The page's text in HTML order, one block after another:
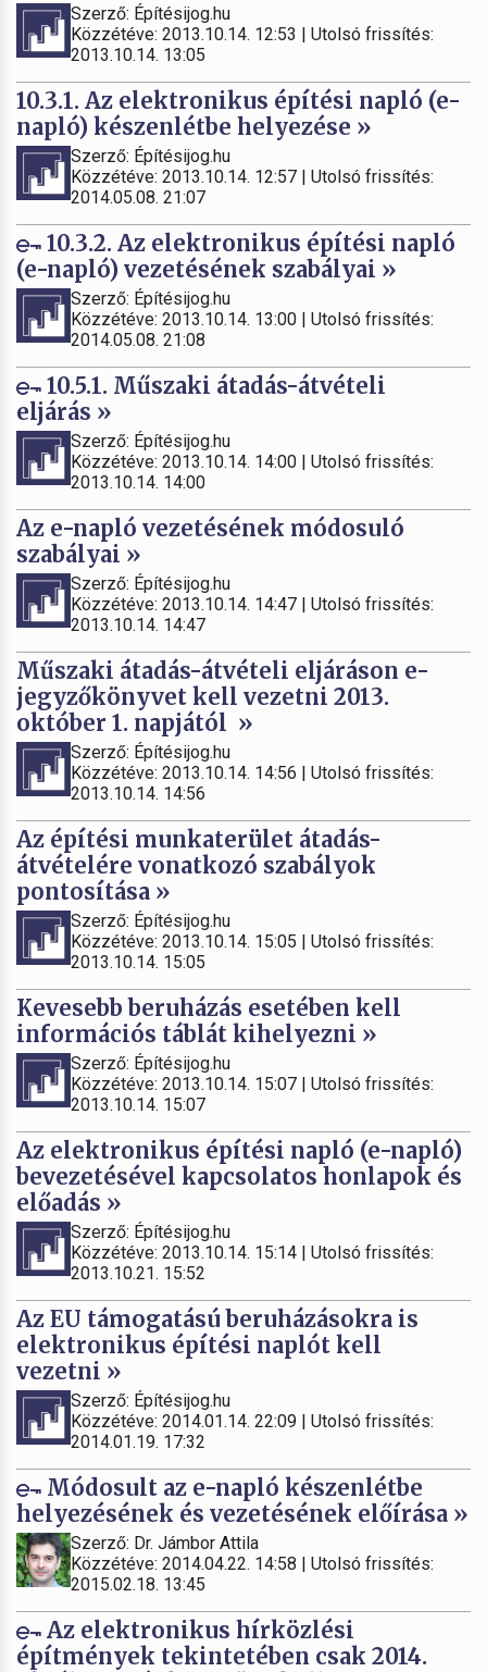
Szerző: Építésijog.hu
Közzétéve: 2013.10.14. 12:53 | Utolsó frissítés:
2013.10.14. 13:05
10.3.1. Az elektronikus építési napló (e-
napló) készenlétbe helyezése »
Szerző: Építésijog.hu
Közzétéve: 2013.10.14. 12:57 | Utolsó frissítés:
2014.05.08. 21:07
10.3.2. Az elektronikus építési napló
(e-napló) vezetésének szabályai »
Szerző: Építésijog.hu
Közzétéve: 2013.10.14. 13:00 | Utolsó frissítés:
2014.05.08. 21:08
10.5.1. Műszaki átadás-átvételi
eljárás »
Szerző: Építésijog.hu
Közzétéve: 2013.10.14. 14:00 | Utolsó frissítés:
2013.10.14. 14:00
Az e-napló vezetésének módosuló
szabályai »
Szerző: Építésijog.hu
Közzétéve: 2013.10.14. 14:47 | Utolsó frissítés:
2013.10.14. 14:47
Műszaki átadás-átvételi eljáráson e-
jegyzőkönyvet kell vezetni 2013.
október 1. napjától »
Szerző: Építésijog.hu
Közzétéve: 2013.10.14. 14:56 | Utolsó frissítés:
2013.10.14. 14:56
Az építési munkaterület átadás-
átvételére vonatkozó szabályok
pontosítása »
Szerző: Építésijog.hu
Közzétéve: 2013.10.14. 15:05 | Utolsó frissítés:
2013.10.14. 15:05
Kevesebb beruházás esetében kell
információs táblát kihelyezni »
Szerző: Építésijog.hu
Közzétéve: 2013.10.14. 15:07 | Utolsó frissítés:
2013.10.14. 15:07
Az elektronikus építési napló (e-napló)
bevezetésével kapcsolatos honlapok és
előadás »
Szerző: Építésijog.hu
Közzétéve: 2013.10.14. 15:14 | Utolsó frissítés:
2013.10.21. 15:52
Az EU támogatású beruházásokra is
elektronikus építési naplót kell
vezetni »
Szerző: Építésijog.hu
Közzétéve: 2014.01.14. 22:09 | Utolsó frissítés:
2014.01.19. 17:32
Módosult az e-napló készenlétbe
helyezésének és vezetésének előírása »
Szerző: Dr. Jámbor Attila
Közzétéve: 2014.04.22. 14:58 | Utolsó frissítés:
2015.02.18. 13:45
Az elektronikus hírközlési
építmények tekintetében csak 2014.